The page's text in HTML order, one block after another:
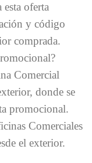
esta oferta
y código
comprada.
Comercial
donde se
promocional.
Comerciales
el exterior.